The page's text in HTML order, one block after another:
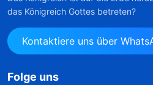
das Königreich Gottes betreten?
Kontaktiere uns über
Folge uns